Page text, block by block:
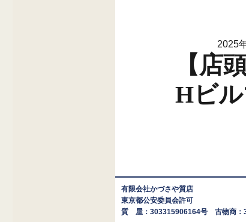
2025
【店
Hビ
有限会社かづさや質店
東京都公安委員会許可
質 屋：303315906164号 古物商：